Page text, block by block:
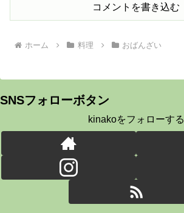
コメントを書き込む
ホーム 料理 おばんざい
SNSフォローボタン
kinakoをフォローする